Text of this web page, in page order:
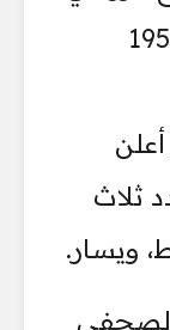
ومكاسب ثورة 1952
ثلاث
ويسار.